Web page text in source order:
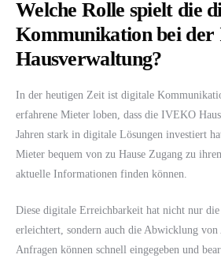
Welche Rolle spielt die
Kommunikation bei
Hausverwaltung?
In der heutigen Zeit ist digitale
erfahrene Mieter loben, dass die IVEKO
Jahren stark in digitale Lösungen investiert
Mieter bequem von zu Hause Zugang zu
aktuelle Informationen finden können.
Diese digitale Erreichbarkeit hat nicht nur
erleichtert, sondern auch die Abwicklung von
Anfragen können schnell eingegeben und